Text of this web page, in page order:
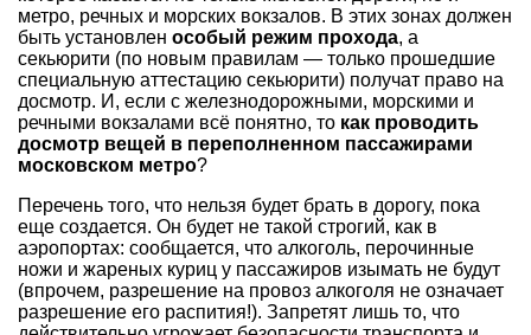
метро, речных и морских вокзалов. В этих зонах должен
быть установлен особый режим прохода, а
секьюрити (по новым правилам — только прошедшие
специальную аттестацию секьюрити) получат право на
досмотр. И, если с железнодорожными, морскими и
речными вокзалами всё понятно, то как проводить
досмотр вещей в переполненном пассажирами
московском метро?
Перечень того, что нельзя будет брать в дорогу, пока
еще создается. Он будет не такой строгий, как в
аэропортах: сообщается, что алкоголь, перочинные
ножи и жареных куриц у пассажиров изымать не будут
(впрочем, разрешение на провоз алкоголя не означает
разрешение его распития!). Запретят лишь то, что